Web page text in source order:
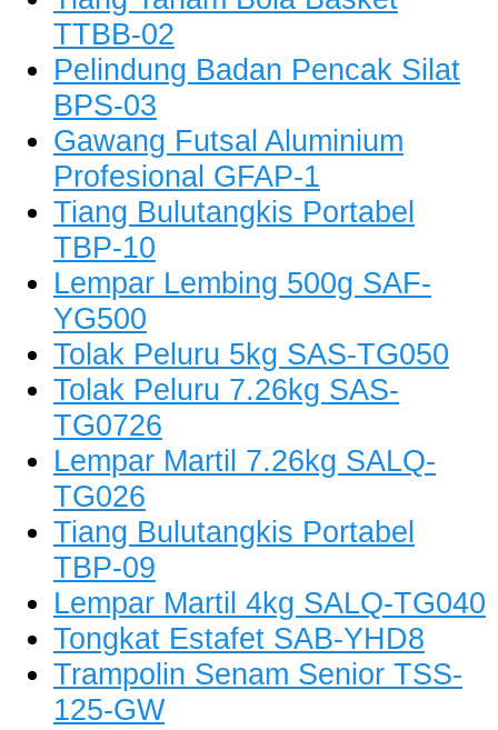
TTBB-02
Pelindung Badan Pencak Silat
BPS-03
Gawang Futsal Aluminium
Profesional GFAP-1
Tiang Bulutangkis Portabel
TBP-10
Lempar Lembing 500g SAF-
YG500
Tolak Peluru 5kg SAS-TG050
Tolak Peluru 7.26kg SAS-
TG0726
Lempar Martil 7.26kg SALQ-
TG026
Tiang Bulutangkis Portabel
TBP-09
Lempar Martil 4kg SALQ-TG040
Tongkat Estafet SAB-YHD8
Trampolin Senam Senior TSS-
125-GW